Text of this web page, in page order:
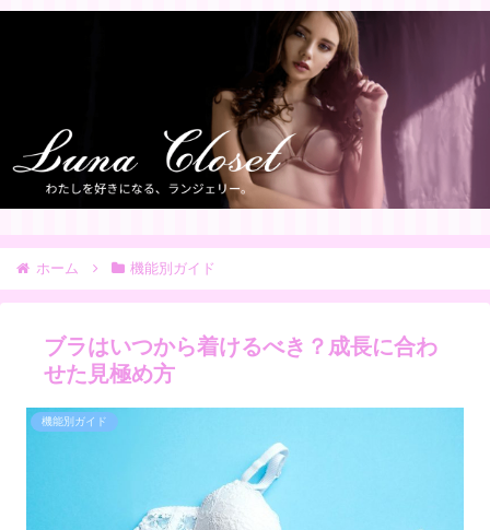
ホーム 機能別ガイド
ブラはいつから着けるべき？成長に合わ
せた見極め方
機能別ガイド